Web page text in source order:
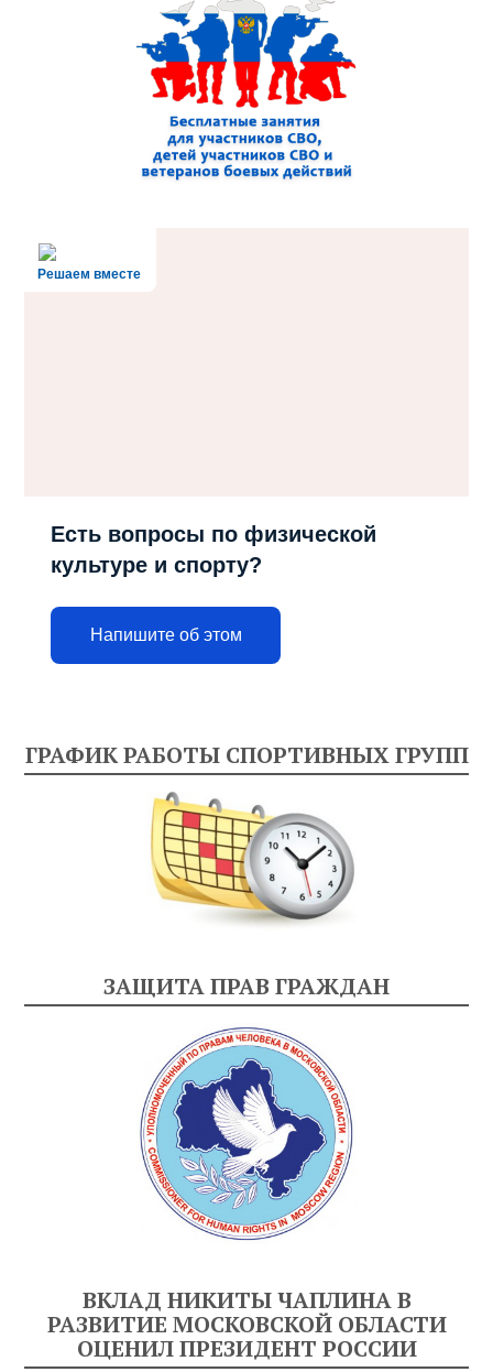
Решаем вместе
Есть вопросы по физической
культуре и спорту?
Напишите об этом
ГРАФИК РАБОТЫ СПОРТИВНЫХ ГРУПП
ЗАЩИТА ПРАВ ГРАЖДАН
ВКЛАД НИКИТЫ ЧАПЛИНА В
РАЗВИТИЕ МОСКОВСКОЙ ОБЛАСТИ
ОЦЕНИЛ ПРЕЗИДЕНТ РОССИИ